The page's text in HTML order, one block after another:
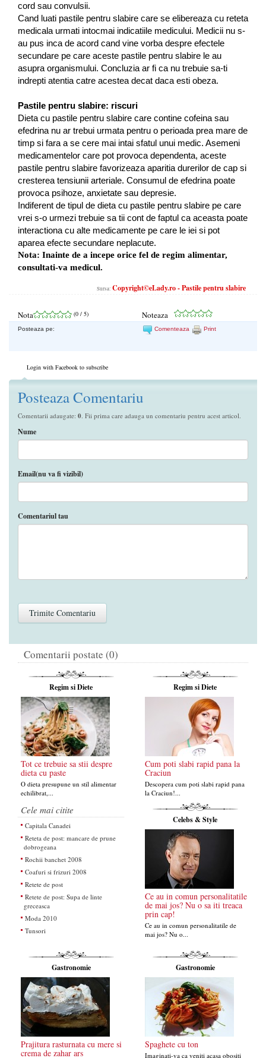
cord sau convulsii.
Cand luati pastile pentru slabire care se elibereaza cu reteta
medicala urmati intocmai indicatiile medicului. Medicii nu s-
au pus inca de acord cand vine vorba despre efectele
secundare pe care aceste pastile pentru slabire le au
asupra organismului. Concluzia ar fi ca nu trebuie sa-ti
indrepti atentia catre acestea decat daca esti obeza.
Pastile pentru slabire: riscuri
Dieta cu pastile pentru slabire care contine cofeina sau
efedrina nu ar trebui urmata pentru o perioada prea mare de
timp si fara a se cere mai intai sfatul unui medic. Asemeni
medicamentelor care pot provoca dependenta, aceste
pastile pentru slabire favorizeaza aparitia durerilor de cap si
cresterea tensiunii arteriale. Consumul de efedrina poate
provoca psihoze, anxietate sau depresie.
Indiferent de tipul de dieta cu pastile pentru slabire pe care
vrei s-o urmezi trebuie sa tii cont de faptul ca aceasta poate
interactiona cu alte medicamente pe care le iei si pot
aparea efecte secundare neplacute.
Nota: Inainte de a incepe orice fel de regim alimentar,
consultati-va medicul.
Sursa: Copyright©eLady.ro - Pastile pentru slabire
Nota (0 / 5) Noteaza
Posteaza pe: Comenteaza Print
Login with Facebook to subscribe
Posteaza Comentariu
Comentarii adaugate: 0. Fii prima care adauga un comentariu pentru acest articol.
Nume
Email(nu va fi vizibil)
Comentariul tau
Comentarii postate (0)
Regim si Diete
Tot ce trebuie sa stii despre
dieta cu paste
O dieta presupune un stil alimentar
echilibrat,...
Regim si Diete
Cum poti slabi rapid pana la
Craciun
Descopera cum poti slabi rapid pana
la Craciun!...
Cele mai citite
Capitala Canadei
Reteta de post: mancare de prune
dobrogeana
Rochii banchet 2008
Coafuri si frizuri 2008
Retete de post
Retete de post: Supa de linte
greceasca
Moda 2010
Tunsori
Celebs & Style
Ce au in comun personalitatile
de mai jos? Nu o sa iti treaca
prin cap!
Ce au in comun personalitatile de
mai jos? Nu o...
Gastronomie
Prajitura rasturnata cu mere si
crema de zahar ars
Gastronomie
Spaghete cu ton
Imaginati-va ca veniti acasa obositi